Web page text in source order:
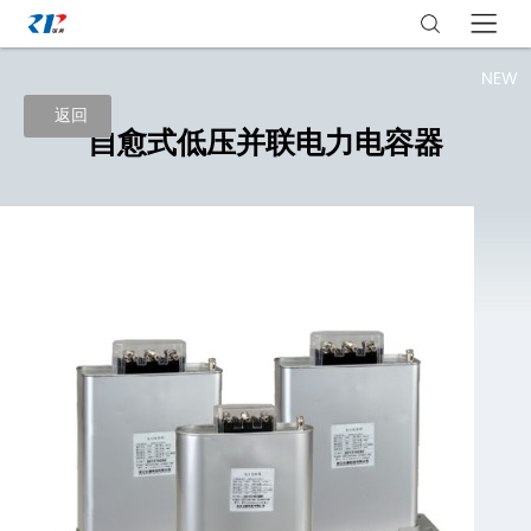
NEW
自愈式低压并联电力电容器
返回